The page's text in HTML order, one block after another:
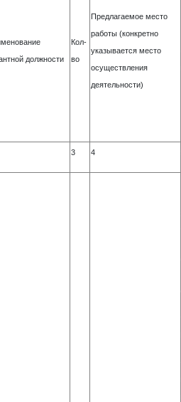
должности
Кол-
во
Предлагаемое место
работы (конкретно
указывается место
осуществления
деятельности)
3 4